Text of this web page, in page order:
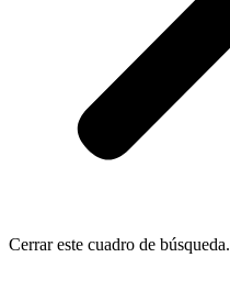
Cerrar este cuadro de búsqueda.